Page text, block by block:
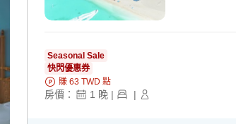
Seasonal Sale
快閃優惠券
賺 63 TWD 點
房價： 1 晚 | |